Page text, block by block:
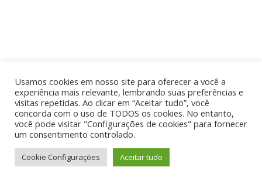
Usamos cookies em nosso site para oferecer a você a
experiência mais relevante, lembrando suas preferências e
visitas repetidas. Ao clicar em “Aceitar tudo”, você
concorda com o uso de TODOS os cookies. No entanto,
você pode visitar "Configurações de cookies" para fornecer
um consentimento controlado.
Cookie Configurações Aceitar tudo